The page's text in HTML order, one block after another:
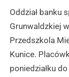
Oddział banku
Grunwaldzkiej
Przedszkola
Kunice.
poniedziałku